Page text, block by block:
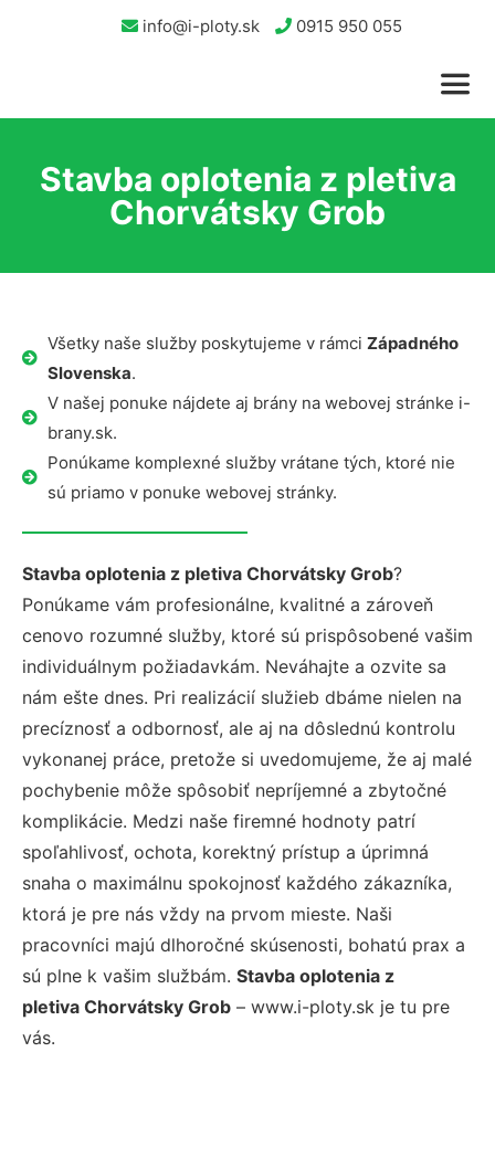
info@i-ploty.sk 0915 950 055
Stavba oplotenia z pletiva
Chorvátsky Grob
Všetky naše služby poskytujeme v rámci Západného
Slovenska.
V našej ponuke nájdete aj brány na webovej stránke i-
brany.sk.
Ponúkame komplexné služby vrátane tých, ktoré nie
sú priamo v ponuke webovej stránky.
Stavba oplotenia z pletiva Chorvátsky Grob?
Ponúkame vám profesionálne, kvalitné a zároveň
cenovo rozumné služby, ktoré sú prispôsobené vašim
individuálnym požiadavkám. Neváhajte a ozvite sa
nám ešte dnes. Pri realizácií služieb dbáme nielen na
precíznosť a odbornosť, ale aj na dôslednú kontrolu
vykonanej práce, pretože si uvedomujeme, že aj malé
pochybenie môže spôsobiť nepríjemné a zbytočné
komplikácie. Medzi naše firemné hodnoty patrí
spoľahlivosť, ochota, korektný prístup a úprimná
snaha o maximálnu spokojnosť každého zákazníka,
ktorá je pre nás vždy na prvom mieste. Naši
pracovníci majú dlhoročné skúsenosti, bohatú prax a
sú plne k vašim službám. Stavba oplotenia z
pletiva Chorvátsky Grob – www.i-ploty.sk je tu pre
vás.